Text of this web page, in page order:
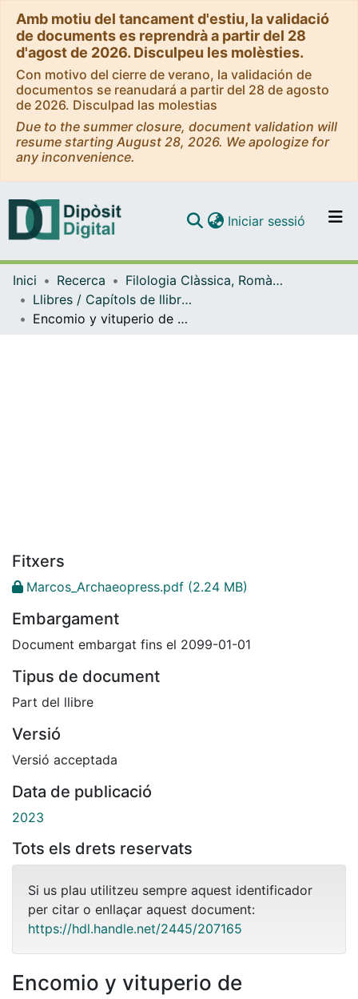
Amb motiu del tancament d'estiu, la validació
de documents es reprendrà a partir del 28
d'agost de 2026. Disculpeu les molèsties.
Con motivo del cierre de verano, la validación de
documentos se reanudará a partir del 28 de agosto
de 2026. Disculpad las molestias
Due to the summer closure, document validation will
resume starting August 28, 2026. We apologize for
any inconvenience.
Navega per tot el DD
Iniciar sessió (current)
Inici Recerca
Filologia Clàssica, Romànica i Semítica
Llibres / Capítols de llibre (Filologia Clàssica, Romànica i Semítica)
Encomio y vituperio de emperatrices: Elia Pulqueria y Elia Eudocia en las fuentes calcedonenses y monofisitas (s. V–IX)
Fitxers
Marcos_Archaeopress.pdf (2.24 MB)
Embargament
Document embargat fins el 2099-01-01
Tipus de document
Part del llibre
Versió
Versió acceptada
Data de publicació
2023
Tots els drets reservats
Si us plau utilitzeu sempre aquest identificador
per citar o enllaçar aquest document:
https://hdl.handle.net/2445/207165
Encomio y vituperio de